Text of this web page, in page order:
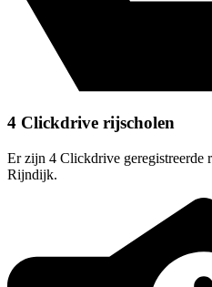
4 Clickdrive rijscholen
Er zijn 4 Clickdrive geregistreerde
Rijndijk.